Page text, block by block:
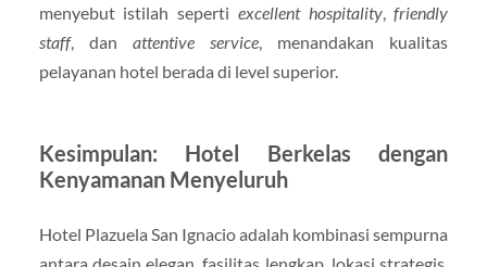
menyebut istilah seperti excellent hospitality,friendly
staff, dan attentive service , menandakan kualitas
pelayanan hotel berada di level superior.
Kesimpulan: Hotel Berkelas dengan
Kenyamanan Menyeluruh
Hotel Plazuela San Ignacio adalah kombinasi sempurna
antara desain elegan, fasilitas lengkap, lokasi strategis,